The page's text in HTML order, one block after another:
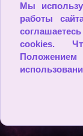
Мы
работы
cookies.